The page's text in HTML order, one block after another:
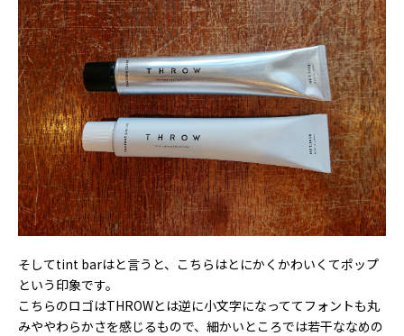
そしてtint barはと言うと、こちらはとにかくかわいくてポップ
という印象です。
こちらのロゴはTHROWとは逆に小文字になっててフォントも丸
みややわらかさを感じるもので、細かいところでは若干ななめの